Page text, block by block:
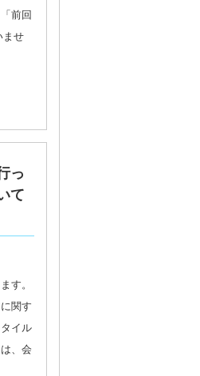
前回
ませ
っ
て
す。
関す
イル
、会